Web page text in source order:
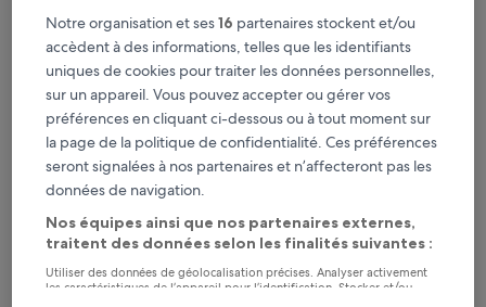
Options d’annulation gratuite en cas de
changement de programme
Gagnez des récompenses pour chaque
nuit séjournée
Économisez plus grâce aux Prix membres
Consultez les prix pour ces dates
Notre organisation et ses16 partenaires stockent et/ou
accèdent à des informations, telles que les identifiants
uniques de cookies pour traiter les données personnelles,
sur un appareil. Vous pouvez accepter ou gérer vos
préférences en cliquant ci-dessous ou à tout moment sur
la page de la politique de confidentialité. Ces préférences
seront signalées à nos partenaires et n’affecteront pas les
données de navigation.
Nos équipes ainsi que nos partenaires externes,
traitent des données selon les finalités suivantes :
Utiliser des données de géolocalisation précises. Analyser activement
les caractéristiques de l’appareil pour l’identification. Stocker et/ou